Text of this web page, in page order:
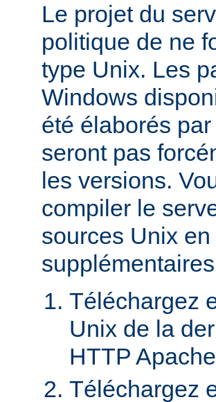
Le projet du
politique de ne
type Unix. Les
Windows
été élaborés
seront pas
les versions.
compiler le
sources Unix
Téléchargez
Unix de la
HTTP
Téléchargez